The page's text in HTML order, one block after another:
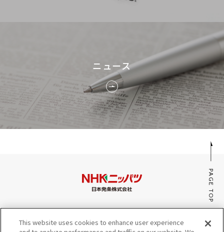
ニュース
PAGE TOP
みんなのaiポータル
サイトマップ
This website uses cookies to enhance user experience